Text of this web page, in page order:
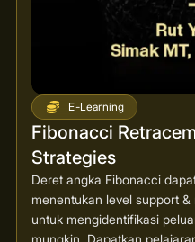
E-Learning
Fibonacci
Strategies
Deret angka Fibonacci
menentukan level support
untuk mengidentifikasi
mungkin. Dapatkan